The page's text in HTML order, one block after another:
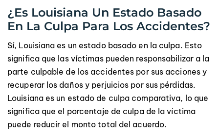
¿Es Louisiana Un Estado Basado
En La Culpa Para Los Accidentes?
Sí, Louisiana es un estado basado en la culpa. Esto
significa que las víctimas pueden responsabilizar a la
parte culpable de los accidentes por sus acciones y
recuperar los daños y perjuicios por sus pérdidas.
Louisiana es un estado de culpa comparativa, lo que
significa que el porcentaje de culpa de la víctima
puede reducir el monto total del acuerdo.